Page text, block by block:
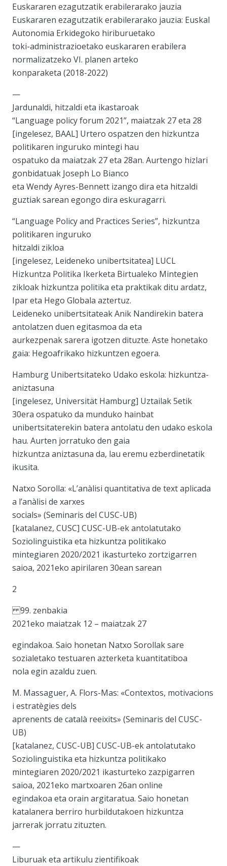
Euskararen ezagutzatik erabilerarako jauzia
Euskararen ezagutzatik erabilerarako jauzia: Euskal
Autonomia Erkidegoko hiriburuetako
toki-administrazioetako euskararen erabilera
normalizatzeko VI. planen arteko
konparaketa (2018-2022)
—
Jardunaldi, hitzaldi eta ikastaroak
“Language policy forum 2021”, maiatzak 27 eta 28
[ingelesez, BAAL] Urtero ospatzen den hizkuntza
politikaren inguruko mintegi hau
ospatuko da maiatzak 27 eta 28an. Aurtengo hizlari
gonbidatuak Joseph Lo Bianco
eta Wendy Ayres-Bennett izango dira eta hitzaldi
guztiak sarean egongo dira eskuragarri.
“Language Policy and Practices Series”, hizkuntza
politikaren inguruko
hitzaldi zikloa
[ingelesez, Leideneko unibertsitatea] LUCL
Hizkuntza Politika Ikerketa Birtualeko Mintegien
zikloak hizkuntza politika eta praktikak ditu ardatz,
Ipar eta Hego Globala aztertuz.
Leideneko unibertsitateak Anik Nandirekin batera
antolatzen duen egitasmoa da eta
aurkezpenak sarera igotzen dituzte. Aste honetako
gaia: Hegoafrikako hizkuntzen egoera.
Hamburg Unibertsitateko Udako eskola: hizkuntza-
aniztasuna
[ingelesez, Universität Hamburg] Uztailak 5etik
30era ospatuko da munduko hainbat
unibertsitaterekin batera antolatu den udako eskola
hau. Aurten jorratuko den gaia
hizkuntza aniztasuna da, lau eremu ezberdinetatik
ikusita.
Natxo Sorolla: «L’anàlisi quantitativa de text aplicada
a l’anàlisi de xarxes
socials» (Seminaris del CUSC-UB)
[katalanez, CUSC] CUSC-UB-ek antolatutako
Soziolinguistika eta hizkuntza politikako
mintegiaren 2020/2021 ikasturteko zortzigarren
saioa, 2021eko apirilaren 30ean sarean
2
99. zenbakia
2021eko maiatzak 12 – maiatzak 27
egindakoa. Saio honetan Natxo Sorollak sare
sozialetako testuaren azterketa kuantitatiboa
nola egin azaldu zuen.
M. Massaguer, A. Flors-Mas: «Contextos, motivacions
i estratègies dels
aprenents de català reeixits» (Seminaris del CUSC-
UB)
[katalanez, CUSC-UB] CUSC-UB-ek antolatutako
Soziolinguistika eta hizkuntza politikako
mintegiaren 2020/2021 ikasturteko zazpigarren
saioa, 2021eko martxoaren 26an online
egindakoa eta orain argitaratua. Saio honetan
katalanera berriro hurbildutakoen hizkuntza
jarrerak jorratu zituzten.
—
Liburuak eta artikulu zientifikoak